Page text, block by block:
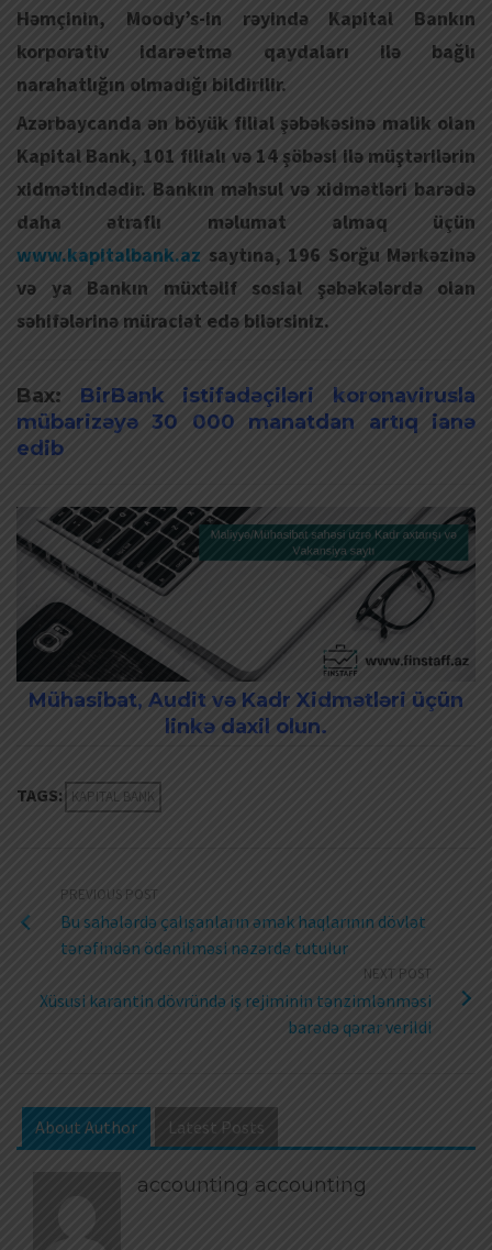
Həmçinin, Moody’s-in rəyində Kapital Bankın
korporativ idarəetmə qaydaları ilə bağlı
narahatlığın olmadığı bildirilir.
Azərbaycanda ən böyük filial şəbəkəsinə malik olan
Kapital Bank, 101 filialı və 14 şöbəsi ilə müştərilərin
xidmətindədir. Bankın məhsul və xidmətləri barədə
daha ətraflı məlumat almaq üçün
www.kapitalbank.az saytına, 196 Sorğu Mərkəzinə
və ya Bankın müxtəlif sosial şəbəkələrdə olan
səhifələrinə müraciət edə bilərsiniz.
Bax: BirBank istifadəçiləri koronavirusla
mübarizəyə 30 000 manatdan artıq ianə
edib
Mühasibat, Audit və Kadr Xidmətləri üçün
linkə daxil olun.
TAGS: KAPITAL BANK
PREVIOUS POST
Bu sahələrdə çalışanların əmək haqlarının dövlət
tərəfindən ödənilməsi nəzərdə tutulur
NEXT POST
Xüsusi karantin dövründə iş rejiminin tənzimlənməsi
barədə qərar verildi
About Author Latest Posts
accounting accounting